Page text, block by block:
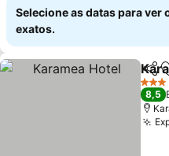
Selecione as datas para ver
exatos.
3
8,5